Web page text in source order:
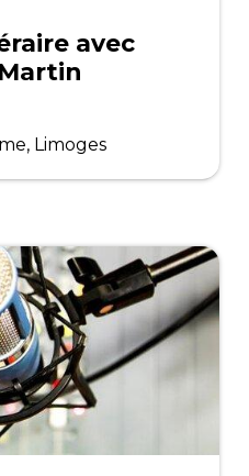
avec
Limoges